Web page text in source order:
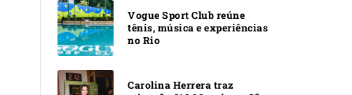
Vogue Sport Club reúne
tênis, música e experiências
no Rio
Carolina Herrera traz